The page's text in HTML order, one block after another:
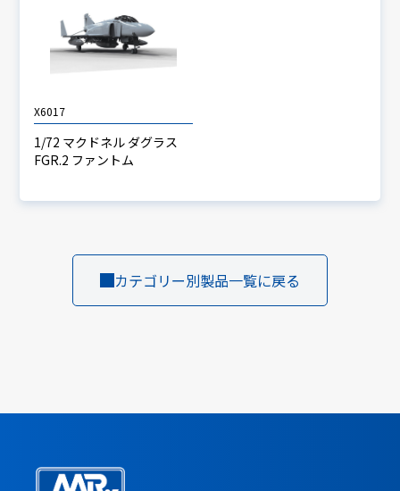
X6017
1/72 マクドネル ダグラス
FGR.2 ファントム
カテゴリー別製品一覧に戻る